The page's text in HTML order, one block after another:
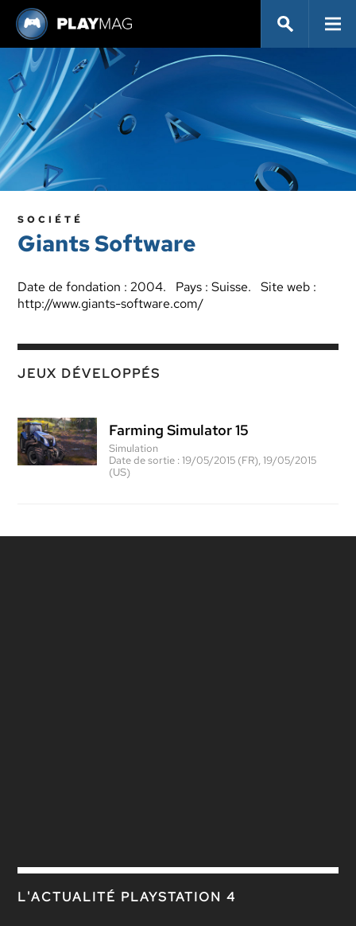
SOCIÉTÉ
Giants Software
Date de fondation : 2004. Pays : Suisse. Site web :
http://www.giants-software.com/
JEUX DÉVELOPPÉS
Farming Simulator 15
Simulation
Date de sortie :19/05/2015 (FR), 19/05/2015
(US)
L'ACTUALITÉ PLAYSTATION 4